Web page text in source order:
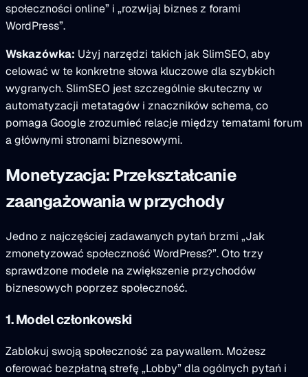
społeczności online” i „rozwijaj biznes z forami
WordPress”.
Wskazówka: Użyj narzędzi takich jak SlimSEO, aby
celować w te konkretne słowa kluczowe dla szybkich
wygranych. SlimSEO jest szczególnie skuteczny w
automatyzacji metatagów i znaczników schema, co
pomaga Google zrozumieć relacje między tematami forum
a głównymi stronami biznesowymi.
Monetyzacja: Przekształcanie
zaangażowania w przychody
Jedno z najczęściej zadawanych pytań brzmi „Jak
zmonetyzować społeczność WordPress?”. Oto trzy
sprawdzone modele na zwiększenie przychodów
biznesowych poprzez społeczność.
1. Model członkowski
Zablokuj swoją społeczność za paywallem. Możesz
oferować bezpłatną strefę „Lobby” dla ogólnych pytań i